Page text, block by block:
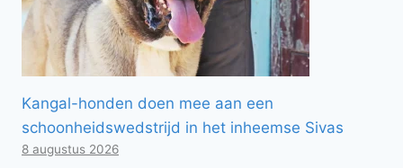
Kangal-honden doen mee aan een
schoonheidswedstrijd in het inheemse Sivas
8 augustus 2026